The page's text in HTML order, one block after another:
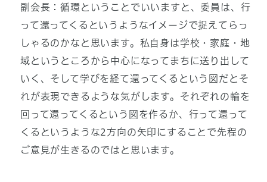
副会長：循環ということでいいますと、委員は、行
って還ってくるというようなイメージで捉えてらっ
しゃるのかなと思います。私自身は学校・家庭・地
域というところから中心になってまちに送り出して
いく、そして学びを経て還ってくるという図だとそ
れが表現できるような気がします。それぞれの輪を
回って還ってくるという図を作るか、行って還って
くるというような2方向の矢印にすることで先程の
ご意見が生きるのではと思います。